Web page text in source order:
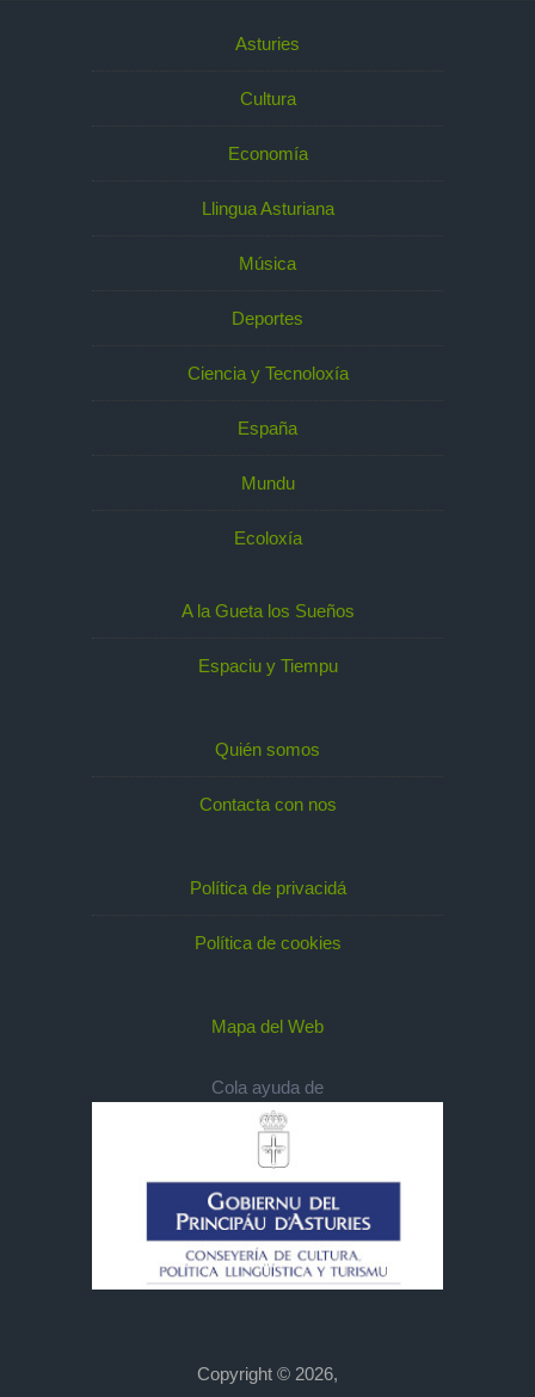
Asturies
Cultura
Economía
Llingua Asturiana
Música
Deportes
Ciencia y Tecnoloxía
España
Mundu
Ecoloxía
A la Gueta los Sueños
Espaciu y Tiempu
Quién somos
Contacta con nos
Política de privacidá
Política de cookies
Mapa del Web
Cola ayuda de
Copyright © 2026,